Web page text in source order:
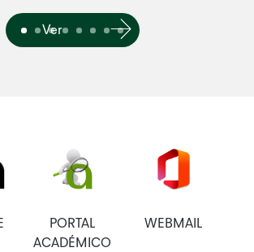
Ver
que precisares.
PORTAL
ACADÉMICO
WEBMAIL